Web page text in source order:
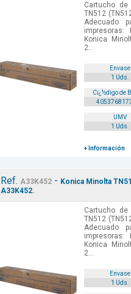
Cartucho
TN512
Adecuado
impresoras:
Konica
2...
Envase
1 Uds.
Cï¿½digo de
UMV
1 Uds.
+ Información
Ref. A33K452- Konica Minolta
A33K452.
Cartucho
TN512
Adecuado
impresoras:
Konica
2...
Envase
1 Uds.